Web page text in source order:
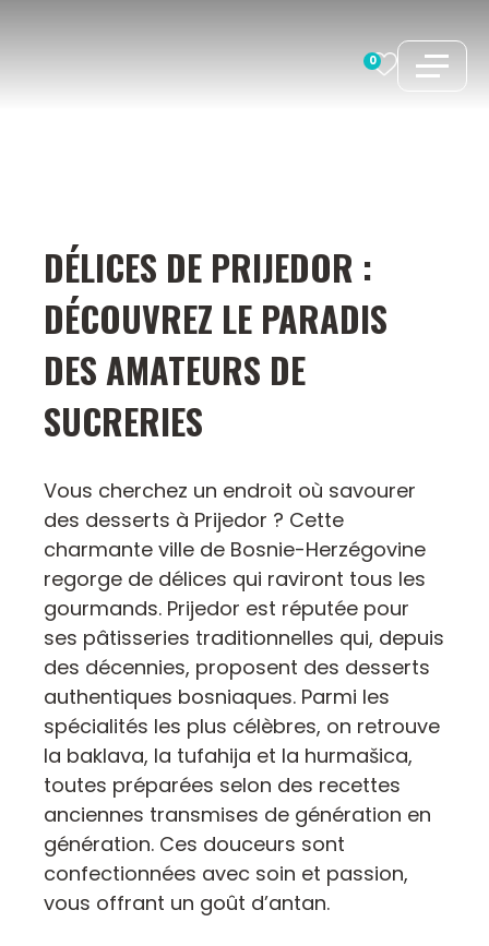
0
DÉLICES DE PRIJEDOR :
DÉCOUVREZ LE PARADIS
DES AMATEURS DE
SUCRERIES
Vous cherchez un endroit où savourer
des desserts à Prijedor ? Cette
charmante ville de Bosnie-Herzégovine
regorge de délices qui raviront tous les
gourmands. Prijedor est réputée pour
ses pâtisseries traditionnelles qui, depuis
des décennies, proposent des desserts
authentiques bosniaques. Parmi les
spécialités les plus célèbres, on retrouve
la baklava, la tufahija et la hurmašica,
toutes préparées selon des recettes
anciennes transmises de génération en
génération. Ces douceurs sont
confectionnées avec soin et passion,
vous offrant un goût d’antan.